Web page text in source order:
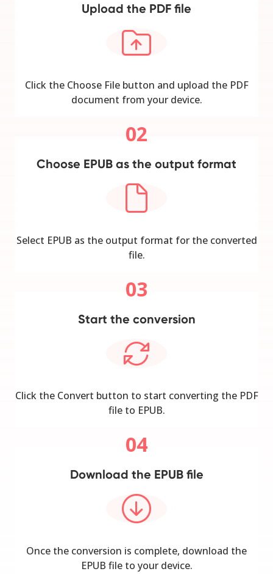
Upload the PDF file
Click the Choose File button and upload the PDF
document from your device.
02
Choose EPUB as the output format
Select EPUB as the output format for the converted
file.
03
Start the conversion
Click the Convert button to start converting the PDF
file to EPUB.
04
Download the EPUB file
Once the conversion is complete, download the
EPUB file to your device.